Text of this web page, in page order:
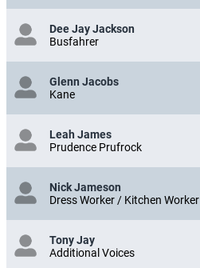
Dee Jay Jackson
Busfahrer
Glenn Jacobs
Kane
Leah James
Prudence Prufrock
Nick Jameson
Dress Worker / Kitchen Worker
Tony Jay
Additional Voices